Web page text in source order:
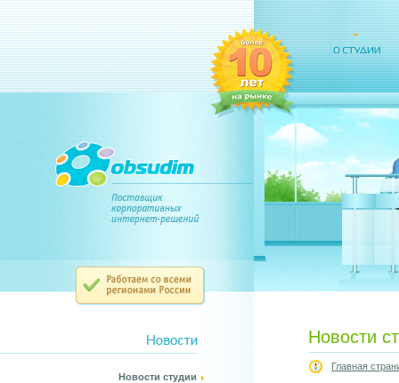
Новости студии
Новости
Главная